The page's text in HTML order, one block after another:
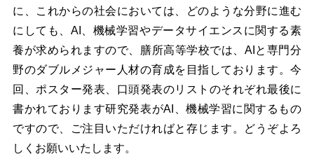
に、これからの社会においては、どのような分野に進む
にしても、AI、機械学習やデータサイエンスに関する素
養が求められますので、膳所高等学校では、AIと専門分
野のダブルメジャー人材の育成を目指しております。今
回、ポスター発表、口頭発表のリストのそれぞれ最後に
書かれております研究発表がAI、機械学習に関するもの
ですので、ご注目いただければと存じます。どうぞよろ
しくお願いいたします。